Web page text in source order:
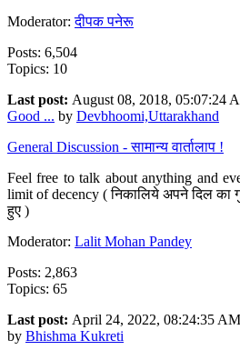
Moderator:दीपक पनेरू
Posts: 6,504
Topics: 10
Last post: August 08, 2018, 05:07:24
Good ... by Devbhoomi,Uttarakhand
General Discussion - सामान्य वार्तालाप !
Feel free to talk about anything and
limit of decency ( निकालिये अपने दिल का
हुए )
Moderator: Lalit Mohan Pandey
Posts: 2,863
Topics: 65
Last post: April 24, 2022, 08:24:35 AM
by Bhishma Kukreti